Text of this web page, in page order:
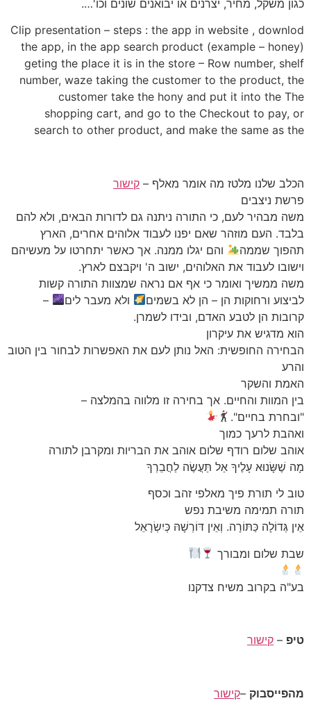
כגון משקל, מחיר, יצרנים או יבואנים שונים וכו'….
Clip presentation – steps : the app in website , downlod
the app, in the app search product (example – honey)
geting the place it is in the store – Row number, shelf
number, waze taking the customer to the product, the
customer take the hony and put it into the The
shopping cart, and go to the Checkout to pay, or
search to other product, and make the same as the
הכלב שלנו מלטז מה אומר מאלף – קישור
פרשת ניצבים
משה מבהיר לעם, כי התורה ניתנה גם לדורות הבאים, ולא להם
בלבד. העם מוזהר שאם יפנו לעבוד אלוהים אחרים, הארץ
תהפוך שממה
והם יגלו ממנה. אך כאשר יתחרטו על מעשיהם
וישובו לעבוד את האלוהים, ישוב ה' ויקבצם לארץ.
משה ממשיך ואומר כי אף אם נראה שמצוות התורה קשות
לביצוע ורחוקות הן – הן לא בשמים
ולא מעבר לים
–
קרובות הן לטבע האדם, ובידו לשמרן.
הוא מדגיש את עיקרון
הבחירה החופשית: האל נותן לעם את האפשרות לבחור בין הטוב
והרע
האמת והשקר
בין המוות והחיים. אך בחירה זו מלווה בהמלצה –
"ובחרת בחיים".
ואהבת לרעך כמוך
אוהב שלום רודף שלום אוהב את הבריות ומקרבן לתורה
מָה שֶׁשָּׂנוּא עָלֶיךָ אַל תַּעֲשֶׂה לַחֲבֵרְךָ
טוב לי תורת פיך מאלפי זהב וכסף
תורה תמימה משיבת נפש
אֵין גְּדוֹלָה כַּתּוֹרָה. וְאֵין דּוֹרְשָׁהּ כְּיִשְׂרָאֵל
שבת שלום ומבורך
בע"ה בקרוב משיח צדקנו
טיפ – קישור
מהפייסבוק –קישור